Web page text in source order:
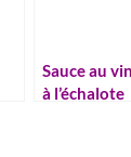
Sauce au
à l’échalote